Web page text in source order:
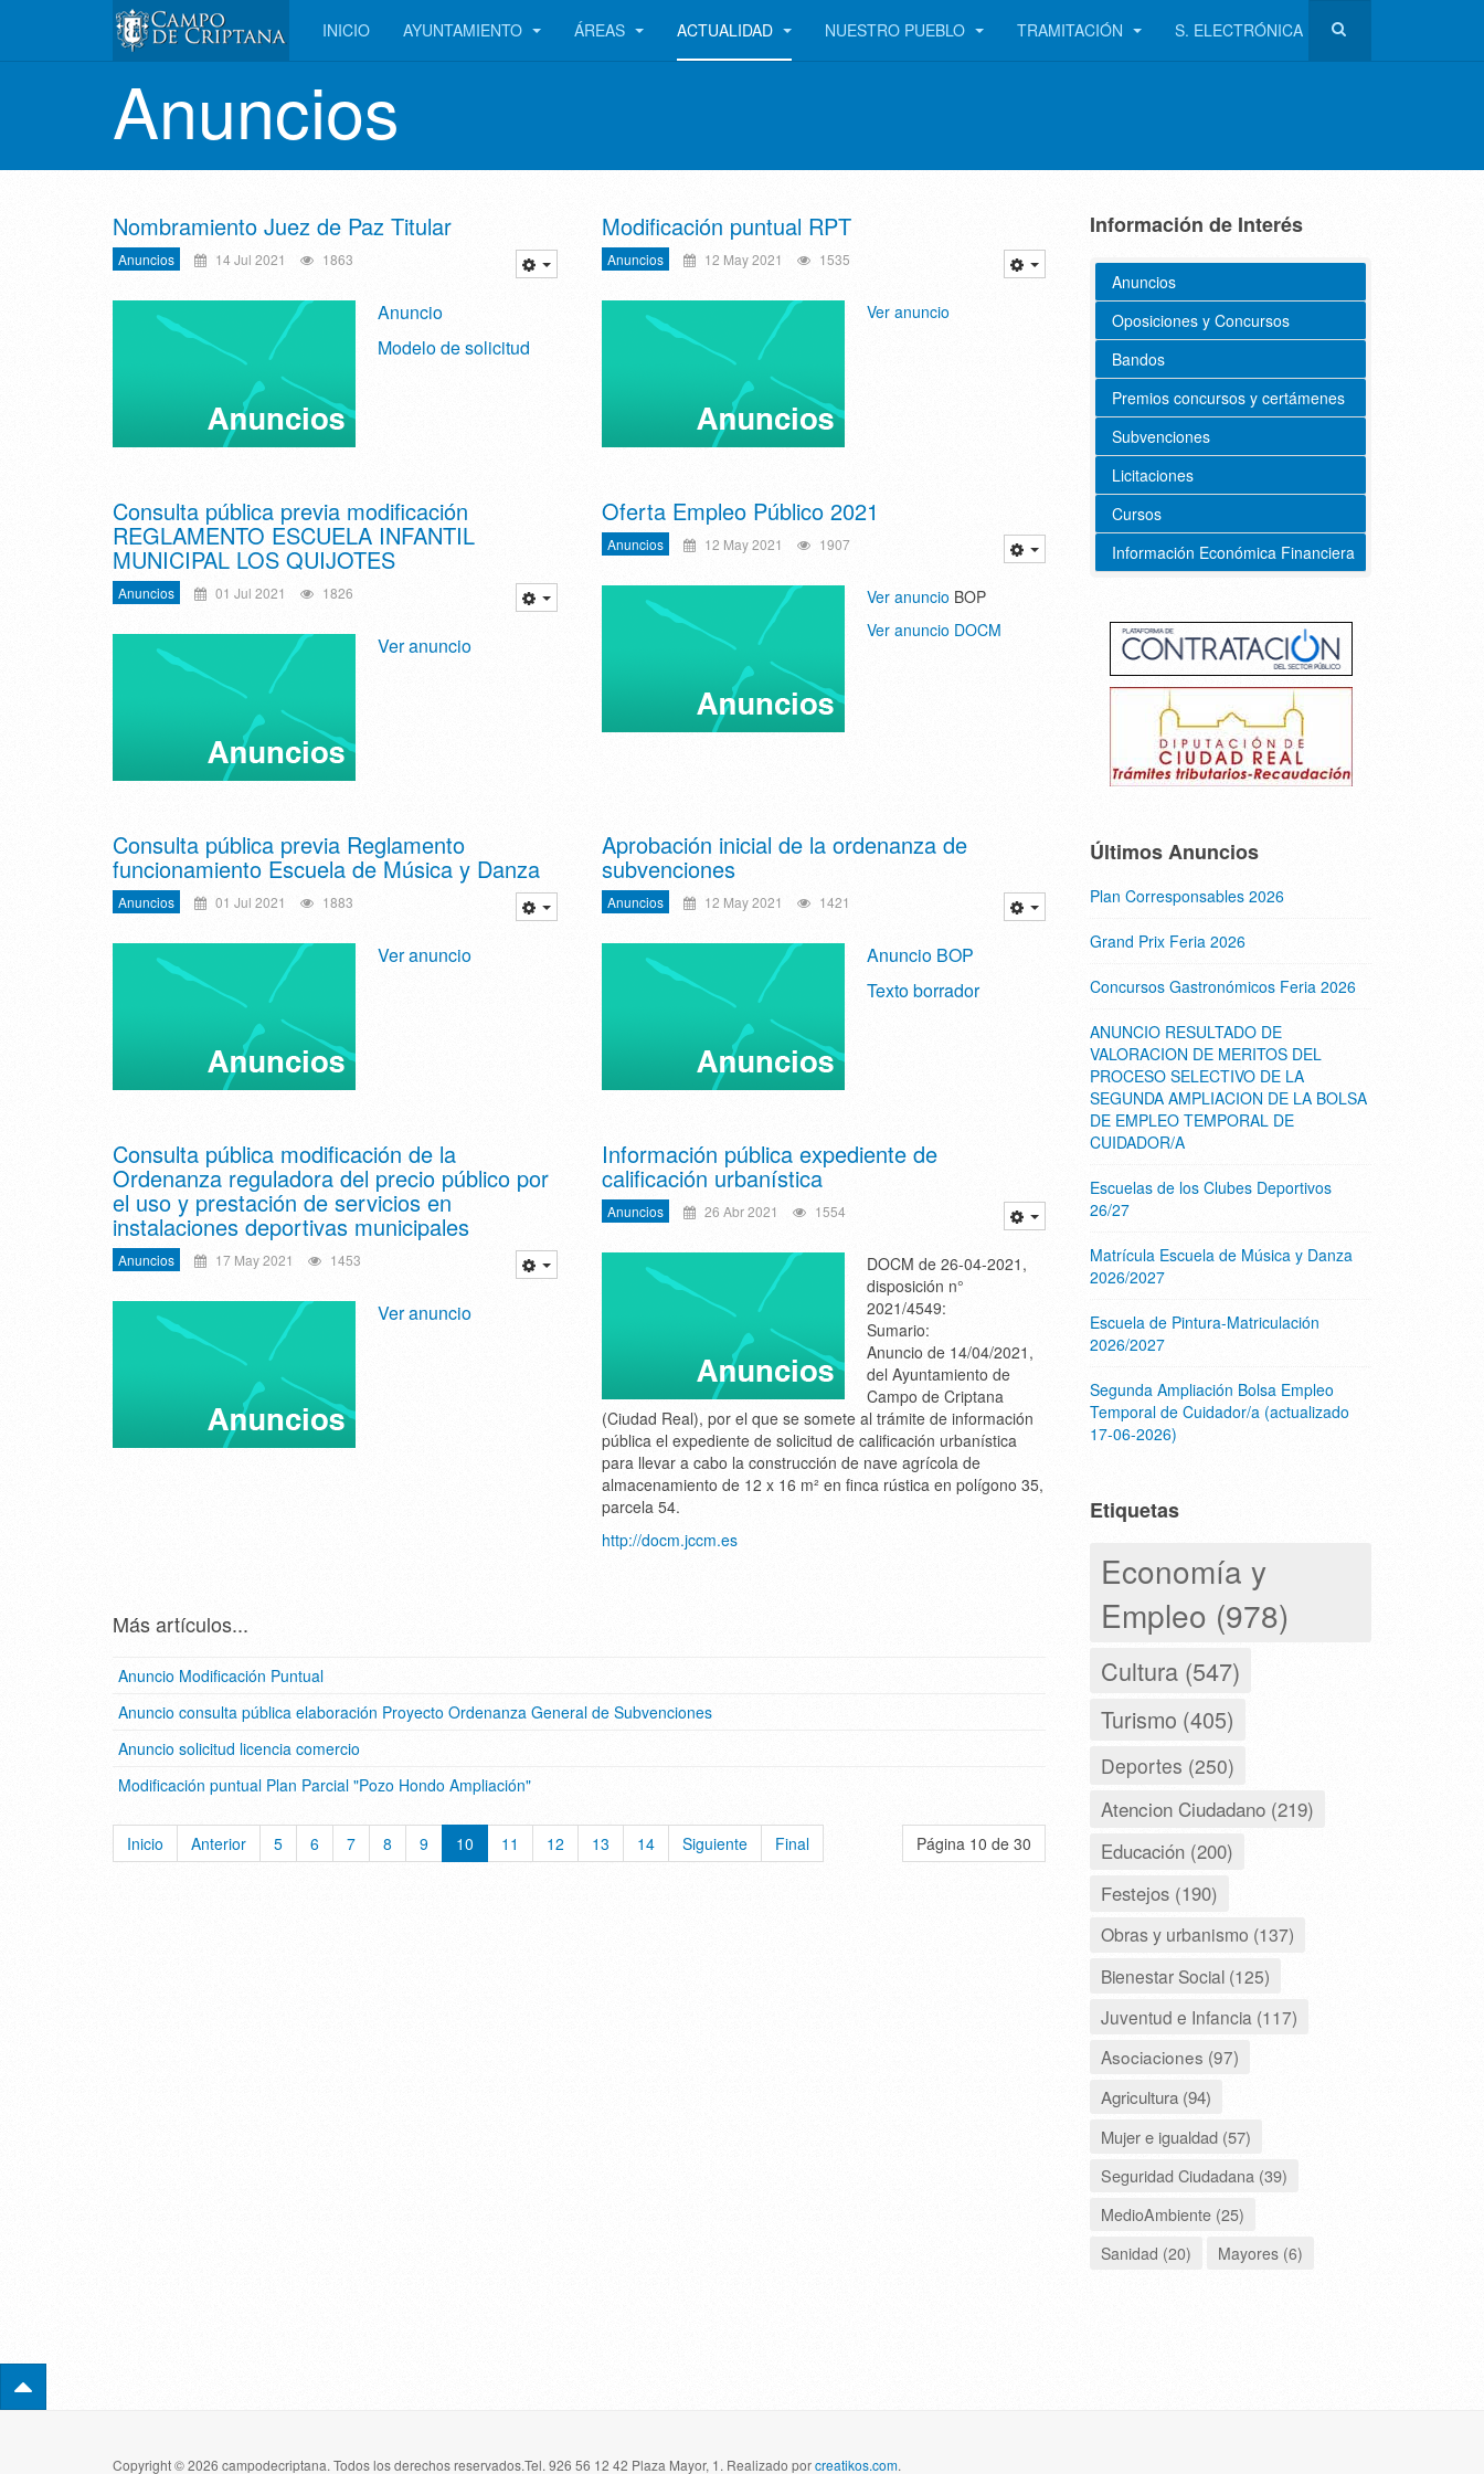
INICIO AYUNTAMIENTO ÁREAS ACTUALIDAD NUESTRO PUEBLO TRAMITACIÓN S. ELECTRÓNICA
Anuncios
Nombramiento Juez de Paz Titular
Anuncios 14 Jul 2021 1863
Anuncio
Modelo de solicitud
Modificación puntual RPT
Anuncios 12 May 2021 1535
Ver anuncio
Consulta pública previa modificación
REGLAMENTO ESCUELA INFANTIL
MUNICIPAL LOS QUIJOTES
Anuncios 01 Jul 2021 1826
Ver anuncio
Oferta Empleo Público 2021
Anuncios 12 May 2021 1907
Ver anuncio BOP
Ver anuncio DOCM
Consulta pública previa Reglamento
funcionamiento Escuela de Música y Danza
Anuncios 01 Jul 2021 1883
Ver anuncio
Aprobación inicial de la ordenanza de
subvenciones
Anuncios 12 May 2021 1421
Anuncio BOP
Texto borrador
Consulta pública modificación de la
Ordenanza reguladora del precio público por
el uso y prestación de servicios en
instalaciones deportivas municipales
Anuncios 17 May 2021 1453
Ver anuncio
Información pública expediente de
calificación urbanística
Anuncios 26 Abr 2021 1554
DOCM de 26-04-2021,
disposición n°
2021/4549:
Sumario:
Anuncio de 14/04/2021,
del Ayuntamiento de
Campo de Criptana
(Ciudad Real), por el que se somete al trámite de información
pública el expediente de solicitud de calificación urbanística
para llevar a cabo la construcción de nave agrícola de
almacenamiento de 12 x 16 m² en finca rústica en polígono 35,
parcela 54.
http://docm.jccm.es
Más artículos...
Anuncio Modificación Puntual
Anuncio consulta pública elaboración Proyecto Ordenanza General de Subvenciones
Anuncio solicitud licencia comercio
Modificación puntual Plan Parcial "Pozo Hondo Ampliación"
Página 10 de 30
Inicio Anterior 5 6 7 8 9 10 11 12 13 14 Siguiente Final
Información de Interés
Anuncios
Oposiciones y Concursos
Bandos
Premios concursos y certámenes
Subvenciones
Licitaciones
Cursos
Información Económica Financiera
Últimos Anuncios
Plan Corresponsables 2026
Grand Prix Feria 2026
Concursos Gastronómicos Feria 2026
ANUNCIO RESULTADO DE
VALORACION DE MERITOS DEL
PROCESO SELECTIVO DE LA
SEGUNDA AMPLIACION DE LA BOLSA
DE EMPLEO TEMPORAL DE
CUIDADOR/A
Escuelas de los Clubes Deportivos
26/27
Matrícula Escuela de Música y Danza
2026/2027
Escuela de Pintura-Matriculación
2026/2027
Segunda Ampliación Bolsa Empleo
Temporal de Cuidador/a (actualizado
17-06-2026)
Etiquetas
Economía y
Empleo (978)
Cultura (547)
Turismo (405)
Deportes (250)
Atencion Ciudadano (219)
Educación (200)
Festejos (190)
Obras y urbanismo (137)
Bienestar Social (125)
Juventud e Infancia (117)
Asociaciones (97)
Agricultura (94)
Mujer e igualdad (57)
Seguridad Ciudadana (39)
MedioAmbiente (25)
Sanidad (20)
Mayores (6)
Copyright © 2026 campodecriptana. Todos los derechos reservados.Tel. 926 56 12 42 Plaza Mayor, 1. Realizado porcreatikos.com.